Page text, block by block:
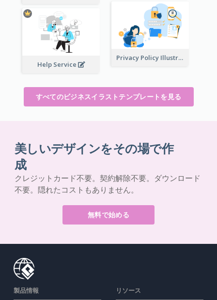
Privacy Policy Illustration
Help Service
すべてのビジネスイラストテンプレートを見る
美しいデザインをその場で作
成
クレジットカード不要。契約解除不要。ダウンロード
不要。隠れたコストもありません。
無料で始める
製品情報 リソース